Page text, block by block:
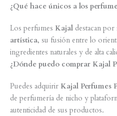
¿Qué hace únicos a los
Los perfumes Kajal destacan
artística, su fusión entre lo
ingredientes naturales y de alta
¿Dónde puedo comprar Kajal
Puedes adquirir Kajal Perfumes
de perfumería de nicho y
autenticidad de sus productos.